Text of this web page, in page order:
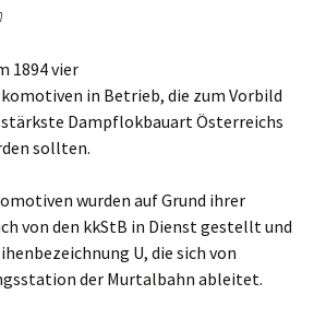
1894 vier
in Betrieb, die zum Vorbild
Dampflokbauart Österreichs
sollten.
wurden auf Grund ihrer
von den kkStB in Dienst gestellt und
U, die sich von
der Murtalbahn ableitet.